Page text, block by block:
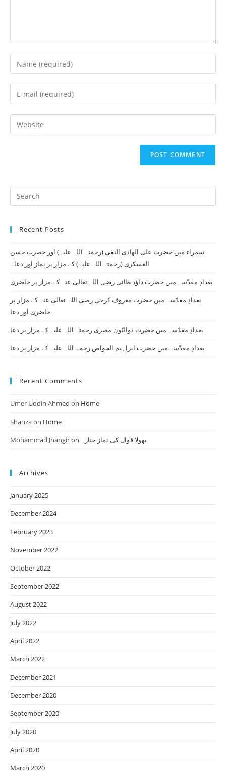
Enter
your
name
comment
Enter
your
email
address
Enter
your
Recent Posts
سمراء میں حضرت علی الھادی النقی (رحمتہ اللہ علیہ) اور حضرت حسن
العسکری (رحمتہ اللہ علیہ) کے مزار پر نماز اور دعا۔
بغدادِ مقدّسہ میں حضرت داؤد طائی رضی اللہ تعالیٰ عنہ کے مزار پر حاضری
بغدادِ مقدّسہ میں حضرت معروف کرخی رضی اللہ تعالیٰ عنہ کے مزار پر
حاضری اور دعا
بغدادِ مقدّسہ میں حضرت ذوالنّون مصری رحمتہ اللہ علیہ کے مزار پر دعا
بغدادِ مقدّسہ میں حضرت ابراہیم الخواص رحمۃ اللہ علیہ کے مزار پر دعا
Recent Comments
Umer Uddin Ahmed on Home
Shanzaon Home
Mohammad Jhangiron بھولا قوال کی نماز جنازہ
Archives
January 2025
December 2024
February 2023
November 2022
October 2022
September 2022
August 2022
July 2022
April 2022
March 2022
December 2021
December 2020
September 2020
July 2020
April 2020
March 2020